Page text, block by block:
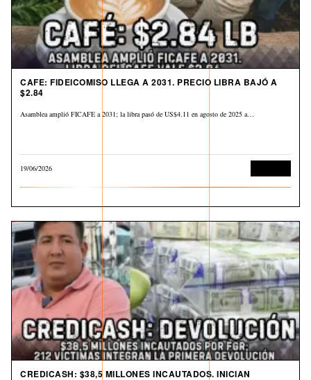
CAFE: FIDEICOMISO LLEGA A 2031. PRECIO LIBRA BAJÓ A
$2.84
Asamblea amplió FICAFE a 2031; la libra pasó de US$4.11 en agosto de 2025 a…
19/06/2026
CREDICASH: $38,5 MILLONES INCAUTADOS. INICIAN